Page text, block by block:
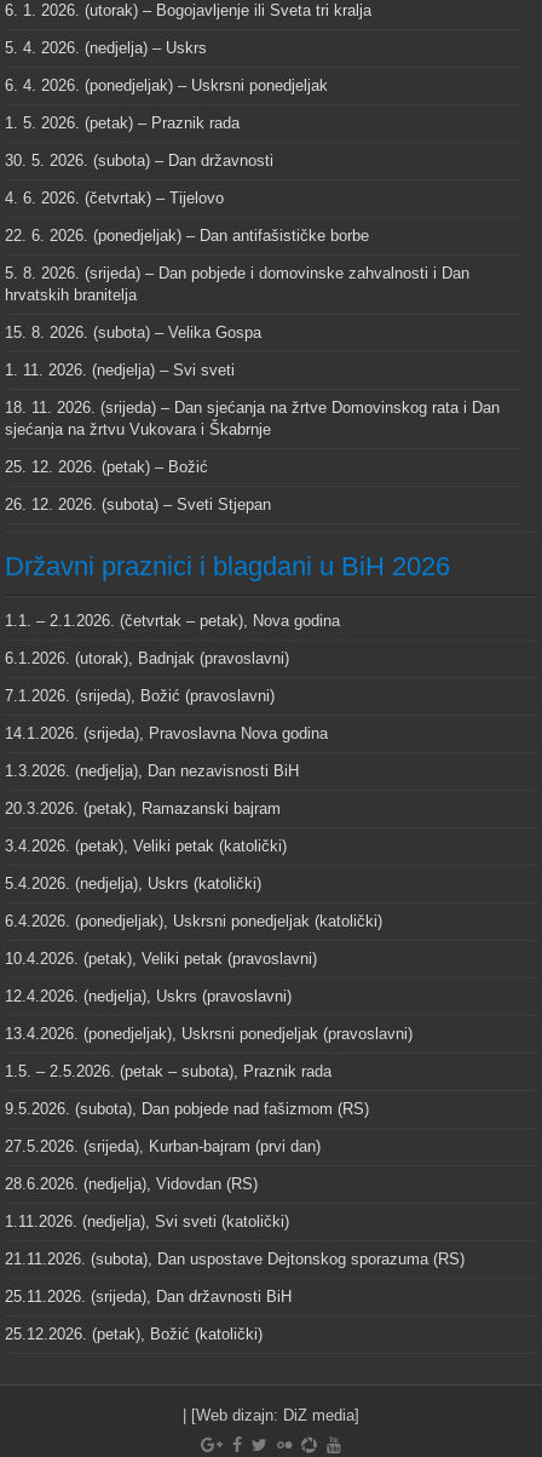
6. 1. 2026. (utorak) – Bogojavljenje ili Sveta tri kralja
5. 4. 2026. (nedjelja) – Uskrs
6. 4. 2026. (ponedjeljak) – Uskrsni ponedjeljak
1. 5. 2026. (petak) – Praznik rada
30. 5. 2026. (subota) – Dan državnosti
4. 6. 2026. (četvrtak) – Tijelovo
22. 6. 2026. (ponedjeljak) – Dan antifašističke borbe
5. 8. 2026. (srijeda) – Dan pobjede i domovinske zahvalnosti i Dan
hrvatskih branitelja
15. 8. 2026. (subota) – Velika Gospa
1. 11. 2026. (nedjelja) – Svi sveti
18. 11. 2026. (srijeda) – Dan sjećanja na žrtve Domovinskog rata i Dan
sjećanja na žrtvu Vukovara i Škabrnje
25. 12. 2026. (petak) – Božić
26. 12. 2026. (subota) – Sveti Stjepan
Državni praznici i blagdani u BiH 2026
1.1. – 2.1.2026. (četvrtak – petak), Nova godina
6.1.2026. (utorak), Badnjak (pravoslavni)
7.1.2026. (srijeda), Božić (pravoslavni)
14.1.2026. (srijeda), Pravoslavna Nova godina
1.3.2026. (nedjelja), Dan nezavisnosti BiH
20.3.2026. (petak), Ramazanski bajram
3.4.2026. (petak), Veliki petak (katolički)
5.4.2026. (nedjelja), Uskrs (katolički)
6.4.2026. (ponedjeljak), Uskrsni ponedjeljak (katolički)
10.4.2026. (petak), Veliki petak (pravoslavni)
12.4.2026. (nedjelja), Uskrs (pravoslavni)
13.4.2026. (ponedjeljak), Uskrsni ponedjeljak (pravoslavni)
1.5. – 2.5.2026. (petak – subota), Praznik rada
9.5.2026. (subota), Dan pobjede nad fašizmom (RS)
27.5.2026. (srijeda), Kurban-bajram (prvi dan)
28.6.2026. (nedjelja), Vidovdan (RS)
1.11.2026. (nedjelja), Svi sveti (katolički)
21.11.2026. (subota), Dan uspostave Dejtonskog sporazuma (RS)
25.11.2026. (srijeda), Dan državnosti BiH
25.12.2026. (petak), Božić (katolički)
| [Web dizajn: DiZ media]